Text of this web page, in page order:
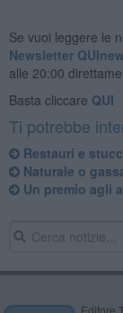
Se vuoi leggere le
Newsletter
alle 20:00
Basta cliccare QUI
Ti potrebbe
Restauri e
Naturale o
Un premio agli
Editore